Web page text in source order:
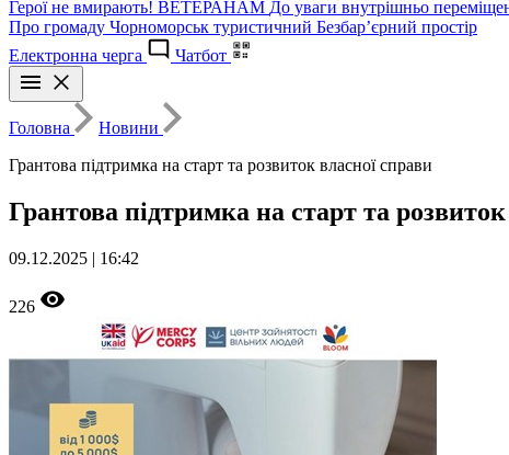
Герої не вмирають! ВЕТЕРАНАМ До уваги внутрішньо
Про громаду Чорноморськ туристичний Безбар’єрний простір
Електронна черга
Чатбот
Головна
Новини
Грантова підтримка на старт та розвиток власної справи
Грантова підтримка на старт та
09.12.2025 | 16:42
226